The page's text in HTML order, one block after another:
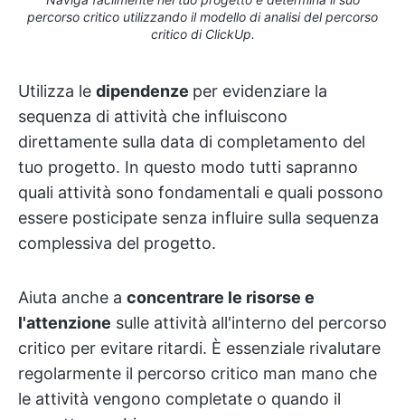
percorso critico utilizzando il modello di analisi del percorso
critico di ClickUp.
Utilizza le dipendenze per evidenziare la
sequenza di attività che influiscono
direttamente sulla data di completamento del
tuo progetto. In questo modo tutti sapranno
quali attività sono fondamentali e quali possono
essere posticipate senza influire sulla sequenza
complessiva del progetto.
Aiuta anche a concentrare le risorse e
l'attenzione sulle attività all'interno del percorso
critico per evitare ritardi. È essenziale rivalutare
regolarmente il percorso critico man mano che
le attività vengono completate o quando il